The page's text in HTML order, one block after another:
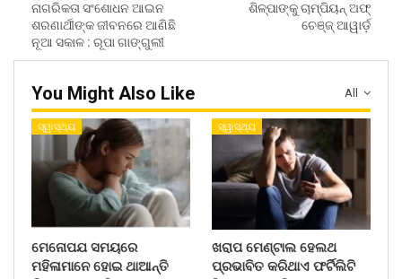
ନାଗରିକତା ସଂଶୋଧନ ଆଇନ
ଶରଣାର୍ଥୀଙ୍କ ଜୀବନରେ ଆଣିଛି
ନୂଆ ସକାଳ : ରୂପା ଗାଙ୍ଗୁଲୀ
ଶିଳ୍ପାଙ୍କୁ ଚାମ୍ପିୟନ୍‌ ଅଫ୍‌
ଚେଞ୍ଜ୍‌ ଆୱାର୍ଡ଼
All
You Might Also Like
ସ୍ୱାସ୍ଥ୍ୟ
ମେନୋପଯ ସମୟରେ
ମହିଳାମାନେ ହୋଇ ଥାଆନ୍ତି
ସ୍ୱାସ୍ଥ୍ୟ
ଖରାପ ମେଣ୍ଟାଲ ହେଲଥ
ପ୍ରଭାବିତ କରିଥାଏ ଫର୍ଟିଲିଟି